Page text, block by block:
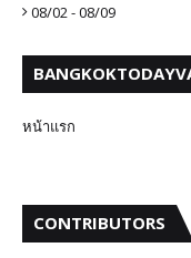
08/02 - 08/09
หน้าแรก
CONTRIBUTORS